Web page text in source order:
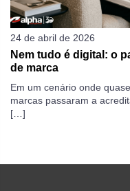
24 de abril de 2026
Nem tudo é digital: o
de marca
Em um cenário onde
marcas passaram a
[…]